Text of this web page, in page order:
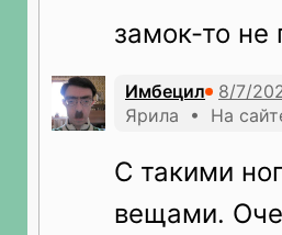
замок-то не
Имбецил
Ярила • На
С такими
вещами.